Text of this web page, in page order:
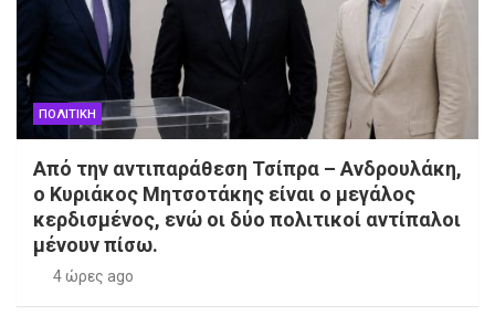
ΠΟΛΙΤΙΚΗ
Από την αντιπαράθεση Τσίπρα – Ανδρουλάκη,
ο Κυριάκος Μητσοτάκης είναι ο μεγάλος
κερδισμένος, ενώ οι δύο πολιτικοί αντίπαλοι
μένουν πίσω.
4 ώρες ago